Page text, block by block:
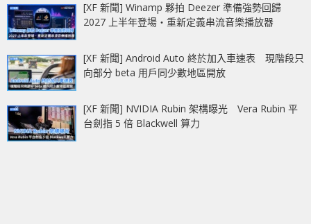
[XF 新聞] Winamp 夥拍 Deezer 準備強勢回歸
2027 上半年登場‧重新定義串流音樂播放器
[XF 新聞] Android Auto 終於加入車速表 現階段只
向部分 beta 用戶同少數地區開放
[XF 新聞] NVIDIA Rubin 架構曝光 Vera Rubin 平
台劍指 5 倍 Blackwell 算力